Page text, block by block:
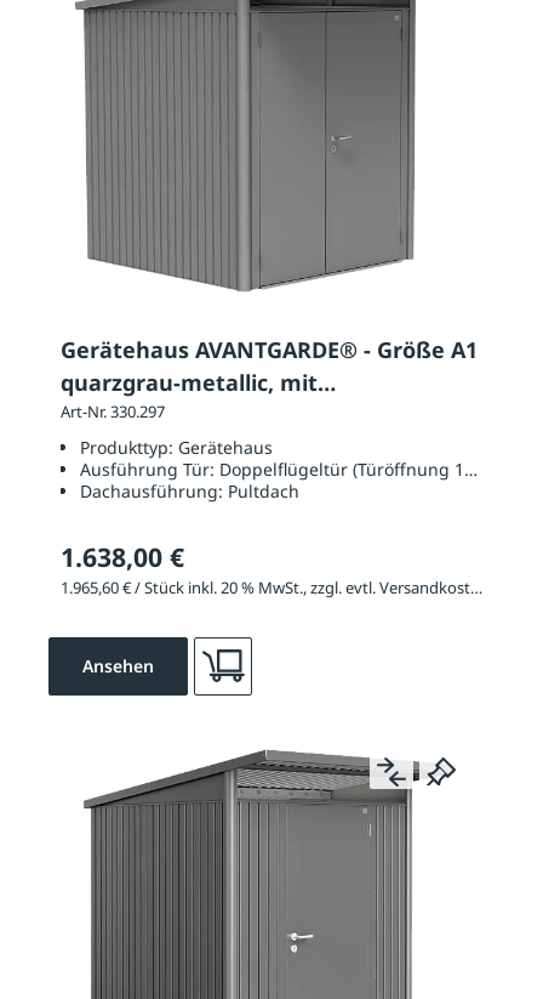
Gerätehaus AVANTGARDE® - Größe A1
quarzgrau-metallic, mit
Doppelflügeltür
Art-Nr. 330.297
Produkttyp: Gerätehaus
Ausführung Tür: Doppelflügeltür (Türöffnung 1390 x
Dachausführung: Pultdach
1.638,00 €
1.965,60 € / Stück inkl. 20 % MwSt., zzgl. evtl. Versandkosten
Ansehen